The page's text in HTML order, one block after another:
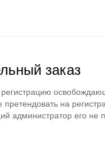
заказ
на
администратор его не